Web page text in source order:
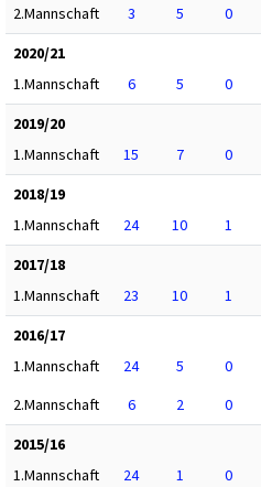
2.Mannschaft
3 5 0
2020/21
1.Mannschaft
6 5 0
2019/20
1.Mannschaft
15 7 0
2018/19
1.Mannschaft
24 10 1
2017/18
1.Mannschaft
23 10 1
2016/17
1.Mannschaft
24 5 0
2.Mannschaft
6 2 0
2015/16
1.Mannschaft
24 1 0